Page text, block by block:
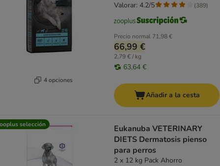
4 opciones
Precio normal 71,98 €
66,99 €
2,79 € / kg
63,64 €
Valorar: 4.2/5 (389)
Añadir a la cesta
selección
Eukanuba VETERINARY
DIETS Dermatosis pienso
para perros
2 x 12 kg Pack Ahorro